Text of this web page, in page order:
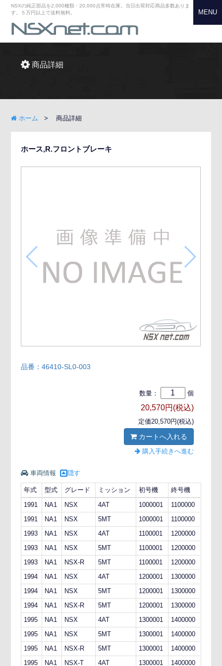
NSXの純正部品を2,000種類・20,000点常時在庫。当日出荷対応商品多数ありま
す。５万円以上で送料無料。
MENU
商品詳細
ホーム 商品詳細
ホース,R.フロントブレーキ
品番：46410-SL0-003
数量： 個
20,570円(税込)
定価20,570円(税込)
カートへ入れる
購入手続きへ進む
車両情報 隠す
年式 型式 グレード ミッション 初号機
終号機
1991
NA1 NSX 4AT 1000001
1100000
1991
NA1 NSX 5MT 1000001
1100000
1993
NA1 NSX 4AT 1100001
1200000
1993
NA1 NSX 5MT 1100001
1200000
1993
NA1 NSX-R 5MT 1100001
1200000
1994
NA1 NSX 4AT 1200001
1300000
1994
NA1 NSX 5MT 1200001
1300000
1994
NA1 NSX-R 5MT 1200001
1300000
1995
NA1 NSX 4AT 1300001
1400000
1995
NA1 NSX 5MT 1300001
1400000
1995
NA1 NSX-R 5MT 1300001
1400000
1995
NA1 NSX-T 4AT 1300001 1400000